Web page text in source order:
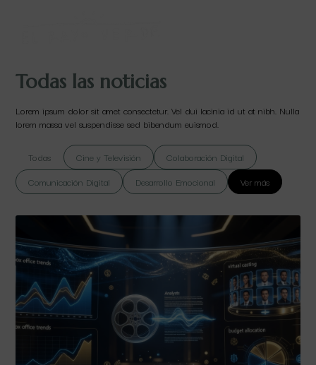
Todas las noticias
Lorem ipsum dolor sit amet consectetur. Vel dui lacinia id ut at nibh. Nulla
lorem massa vel suspendisse sed bibendum euismod.
Todas Cine y Televisión
Colaboración Digital
Comunicación Digital
Desarrollo Emocional Ver más